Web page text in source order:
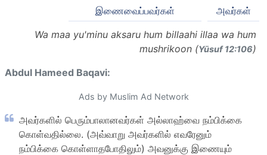
அவர்கள்
இணைவைப்பவர்கள்
Wa maa yu'minu aksaru hum billaahi illaa wa hum
mushrikoon (Yūsuf 12:106)
Abdul Hameed Baqavi:
Ads by Muslim Ad Network
அவர்களில் பெரும்பாலானவர்கள் அல்லாஹ்வை நம்பிக்கை
கொள்வதில்லை. (அவ்வாறு அவர்களில் எவரேனும்
நம்பிக்கை கொள்ளாதபோதிலும்) அவனுக்கு இணையும்